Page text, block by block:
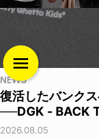
NEWS
復活したバンク
──DGK - BACK
2026.08.05